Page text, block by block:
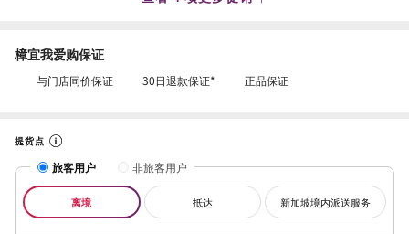
樟宜我爱购保证
与门店同价保证 30日退款保证* 正品保证
提货点
旅客用户 非旅客用户
离境 抵达 新加坡境内派送服务